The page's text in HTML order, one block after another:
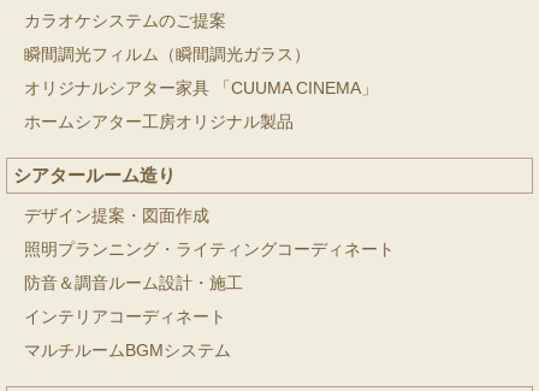
カラオケシステムのご提案
瞬間調光フィルム（瞬間調光ガラス）
オリジナルシアター家具 「CUUMA CINEMA」
ホームシアター工房オリジナル製品
シアタールーム造り
デザイン提案・図面作成
照明プランニング・ライティングコーディネート
防音＆調音ルーム設計・施工
インテリアコーディネート
マルチルームBGMシステム